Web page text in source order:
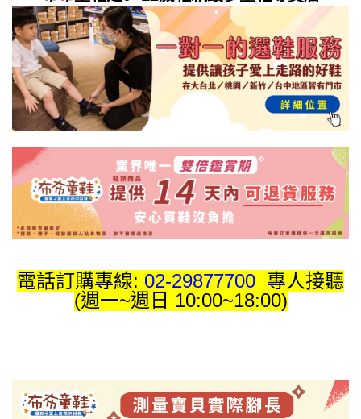
電話訂購專線: 02-29877700 專人接聽
(週一~週日 10:00~18:00)